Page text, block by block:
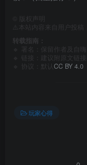
版权声明
⚠️本站内容来自用户投稿
转载指南：
🔹 署名：保留作者及
自
🔹 链接：建议附原文链接
🔹 协议：默认 CC BY 4.0
玩家心得